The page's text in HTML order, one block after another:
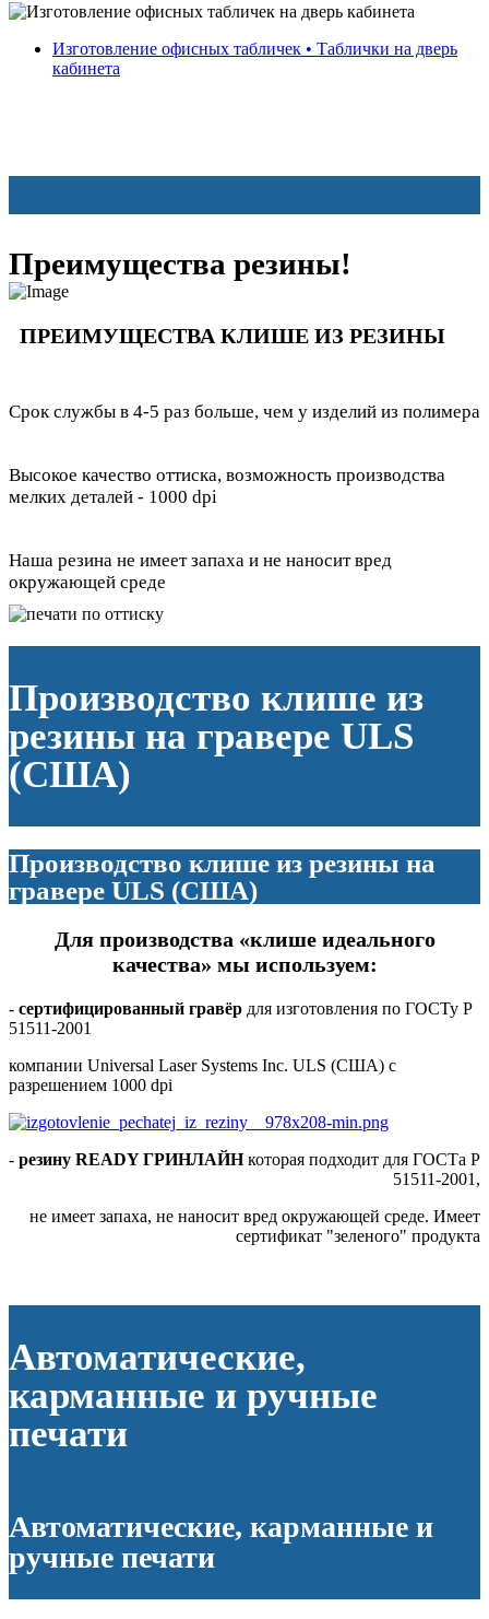
Изготовление офисных табличек • Таблички на дверь
кабинета
Преимущества резины!
ПРЕИМУЩЕСТВА КЛИШЕ ИЗ РЕЗИНЫ
Срок службы в 4-5 раз больше, чем у изделий из полимера
Высокое качество оттиска, возможность производства
мелких деталей - 1000 dpi
Наша резина не имеет запаха и не наносит вред
окружающей среде
Производство клише из
резины на гравере ULS
(США)
Производство клише из резины на
гравере ULS (США)
Для производства «клише идеального
качества» мы используем:
- сертифицированный гравёр для изготовления по ГОСТу Р
51511-2001
компании Universal Laser Systems Inc. ULS (США) с
разрешением 1000 dpi
- резину READY ГРИНЛАЙНкоторая подходит для ГОСТа Р
51511-2001,
не имеет запаха, не наносит вред окружающей среде. Имеет
сертификат "зеленого" продукта
Автоматические,
карманные и ручные
печати
Автоматические, карманные и
ручные печати